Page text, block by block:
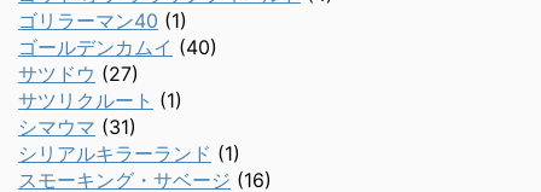
ゴリラーマン40 (1)
ゴールデンカムイ (40)
サツドウ (27)
サツリクルート (1)
シマウマ (31)
シリアルキラーランド (1)
スモーキング・サベージ (16)